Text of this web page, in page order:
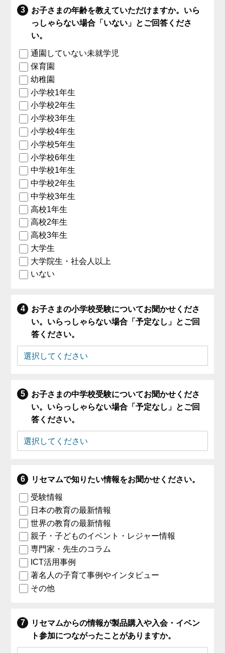
お子さまの年齢を教えていただけますか。いら
っしゃらない場合「いない」とご回答くださ
い。
通園していない未就学児
保育園
幼稚園
小学校1年生
小学校2年生
小学校3年生
小学校4年生
小学校5年生
小学校6年生
中学校1年生
中学校2年生
中学校3年生
高校1年生
高校2年生
高校3年生
大学生
大学院生・社会人以上
いない
お子さまの小学校受験についてお聞かせくださ
い。いらっしゃらない場合「予定なし」とご回
答ください。
お子さまの中学校受験についてお聞かせくださ
い。いらっしゃらない場合「予定なし」とご回
答ください。
リセマムで知りたい情報をお聞かせください。
受験情報
日本の教育の最新情報
世界の教育の最新情報
親子・子どものイベント・レジャー情報
専門家・先生のコラム
ICT活用事例
著名人の子育て事例やインタビュー
その他
リセマムからの情報が製品購入や入会・イベン
ト参加につながったことがありますか。